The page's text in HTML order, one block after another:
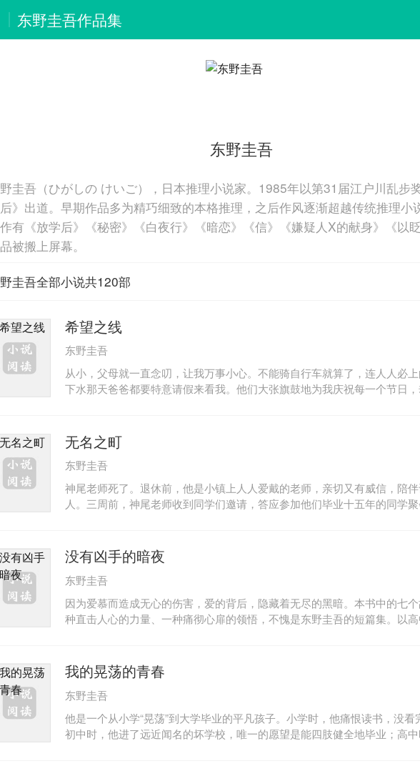
东野圭吾作品集
东野圭吾
圭吾（ひがしの けいご），日本推理小说家。1985年以第31届江户川乱步
》出道。早期作品多为精巧细致的本格推理，之后作风逐渐超越传统推理小
有《放学后》《秘密》《白夜行》《暗恋》《信》《嫌疑人X的献身》《以
被搬上屏幕。
圭吾全部小说共120部
希望之线
东野圭吾
从小，父母就一直念叨，让我万事小心。不能骑自行车就算了，连人人必
下水那天爸爸都要特意请假来看我。他们大张旗鼓地为我庆祝每一个节日
眼神，既像是害怕，又像是顾忌什么，令我满心烦躁。一天下午，两个刑警
然好害怕：不会是爸爸出事了吧？——你曾想过，自己为什么来到这个世
无名之町
东野圭吾
神尾老师死了。退休前，他是小镇上人人爱戴的老师，亲切又有威信，陪
人。三周前，神尾老师收到同学们邀请，答应参加他们毕业十五年的同学
家……只听哗啦一声，教室的前门开了。门口站着的，是已经死去的神尾老
没有凶手的暗夜
东野圭吾
因为爱慕而造成无心的伤害，爱的背后，隐藏着无尽的黑暗。本书中的七
种直击人心的力量、一种痛彻心扉的领悟，不愧是东野圭吾的短篇集。以
夜》……
我的晃荡的青春
东野圭吾
他是一个从小学“晃荡”到大学毕业的平凡孩子。小学时，他痛恨读书，没看
初中时，他进了远近闻名的坏学校，唯一的愿望是能四肢健全地毕业；高